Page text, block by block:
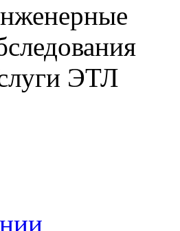
ЭТЛ